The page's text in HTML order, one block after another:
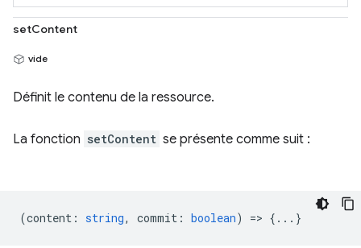
setContent
vide
Définit le contenu de la ressource.
La fonction setContent se présente comme suit :
(content : string, commit : boolean) => {...}